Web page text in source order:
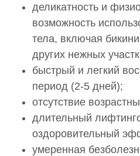
деликатность и
возможность
тела, включая
других нежных
быстрый и легкий
период (2-5 дней);
отсутствие
длительный
оздоровительный
умеренная